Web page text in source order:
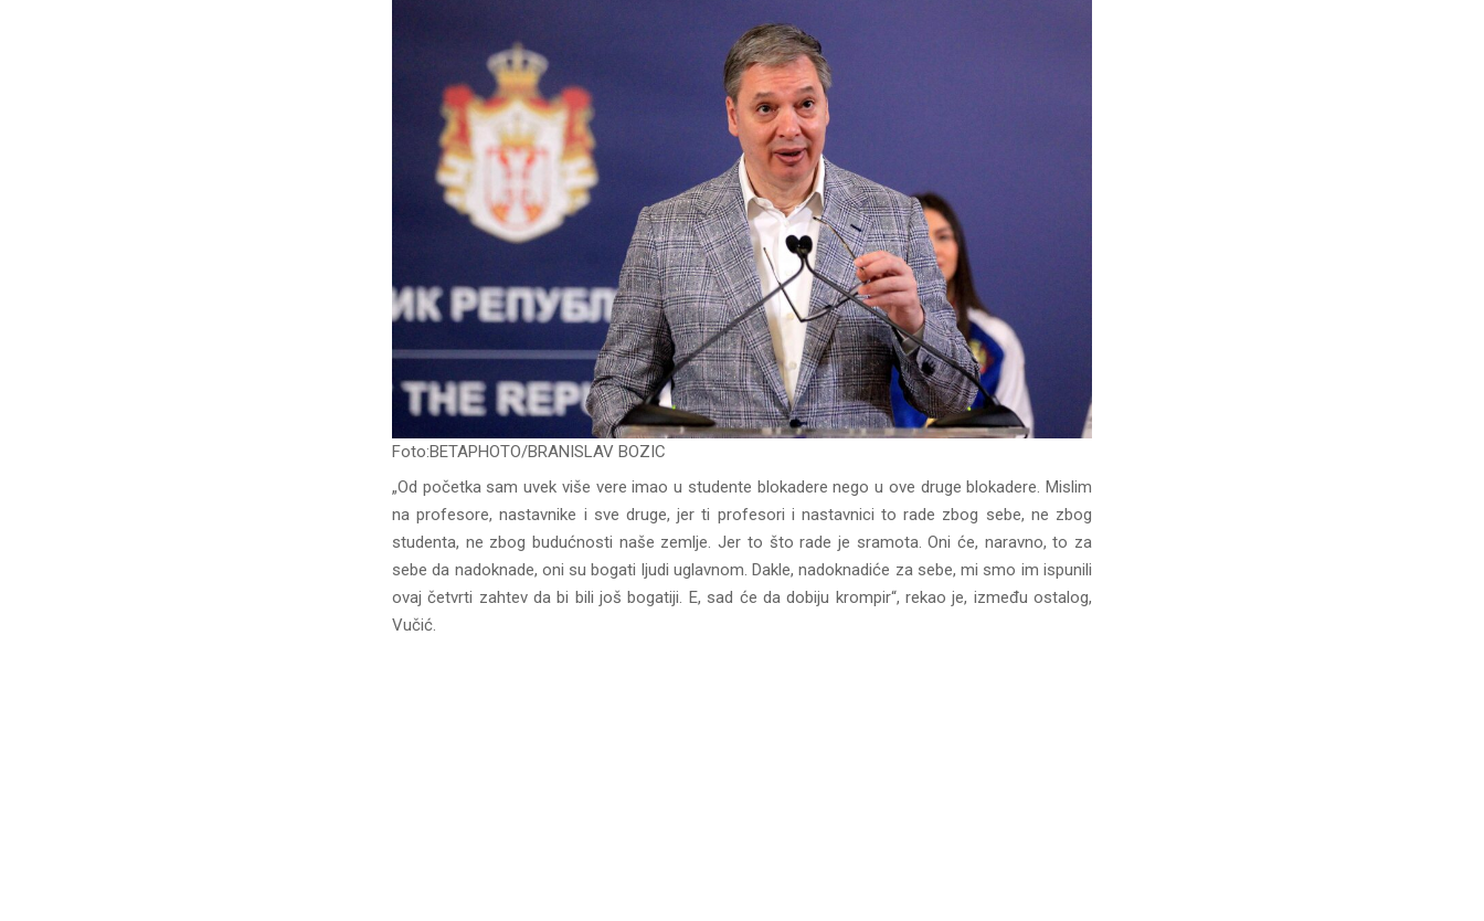
Foto:BETAPHOTO/BRANISLAV BOZIC
„Od početka sam uvek više vere imao u studente blokadere nego u ove druge blokadere. Mislim
na profesore, nastavnike i sve druge, jer ti profesori i nastavnici to rade zbog sebe, ne zbog
studenta, ne zbog budućnosti naše zemlje. Jer to što rade je sramota. Oni će, naravno, to za
sebe da nadoknade, oni su bogati ljudi uglavnom. Dakle, nadoknadiće za sebe, mi smo im ispunili
ovaj četvrti zahtev da bi bili još bogatiji. E, sad će da dobiju krompir“, rekao je, između ostalog,
Vučić.